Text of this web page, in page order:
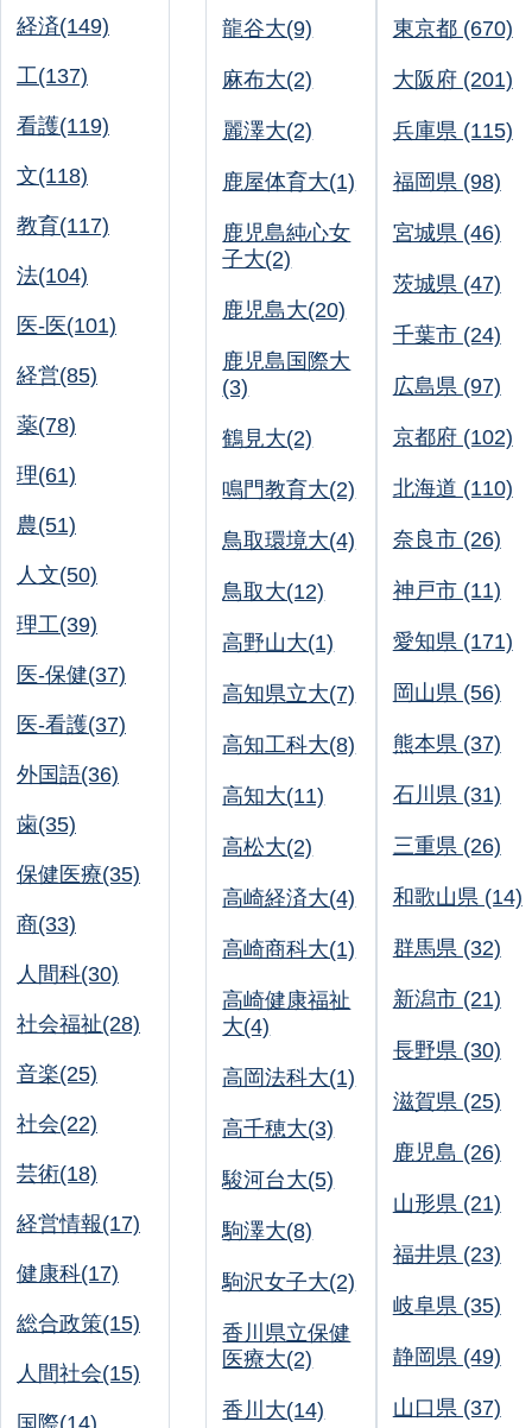
経済(149)
工(137)
看護(119)
文(118)
教育(117)
法(104)
医-医(101)
経営(85)
薬(78)
理(61)
農(51)
人文(50)
理工(39)
医-保健(37)
医-看護(37)
外国語(36)
歯(35)
保健医療(35)
商(33)
人間科(30)
社会福祉(28)
音楽(25)
社会(22)
芸術(18)
経営情報(17)
健康科(17)
総合政策(15)
人間社会(15)
国際(14)
龍谷大(9)
麻布大(2)
麗澤大(2)
鹿屋体育大(1)
鹿児島純心女
子大(2)
鹿児島大(20)
鹿児島国際大
(3)
鶴見大(2)
鳴門教育大(2)
鳥取環境大(4)
鳥取大(12)
高野山大(1)
高知県立大(7)
高知工科大(8)
高知大(11)
高松大(2)
高崎経済大(4)
高崎商科大(1)
高崎健康福祉
大(4)
高岡法科大(1)
高千穂大(3)
駿河台大(5)
駒澤大(8)
駒沢女子大(2)
香川県立保健
医療大(2)
香川大(14)
東京都 (670)
大阪府 (201)
兵庫県 (115)
福岡県 (98)
宮城県 (46)
茨城県 (47)
千葉市 (24)
広島県 (97)
京都府 (102)
北海道 (110)
奈良市 (26)
神戸市 (11)
愛知県 (171)
岡山県 (56)
熊本県 (37)
石川県 (31)
三重県 (26)
和歌山県 (14)
群馬県 (32)
新潟市 (21)
長野県 (30)
滋賀県 (25)
鹿児島 (26)
山形県 (21)
福井県 (23)
岐阜県 (35)
静岡県 (49)
山口県 (37)